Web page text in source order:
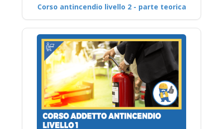
Corso antincendio livello 2 - parte teorica